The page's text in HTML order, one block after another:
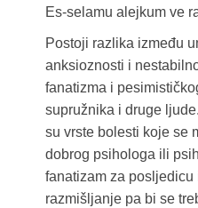
Es-selamu alejkum ve
Postoji razlika između
anksioznosti i
fanatizma i
supružnika i druge
su vrste bolesti koje se
dobrog psihologa ili
fanatizam za
razmišljanje pa bi se